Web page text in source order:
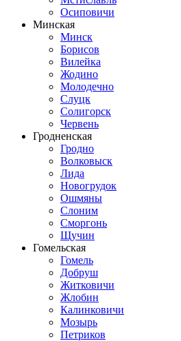
Осиповичи
Минская
Минск
Борисов
Вилейка
Жодино
Молодечно
Слуцк
Солигорск
Червень
Гродненская
Гродно
Волковыск
Лида
Новогрудок
Ошмяны
Слоним
Сморгонь
Щучин
Гомельская
Гомель
Добруш
Житковичи
Жлобин
Калинковичи
Мозырь
Петриков